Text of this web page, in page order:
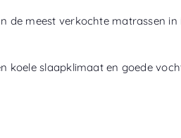
de meest verkochte matrassen
koele slaapklimaat en goede